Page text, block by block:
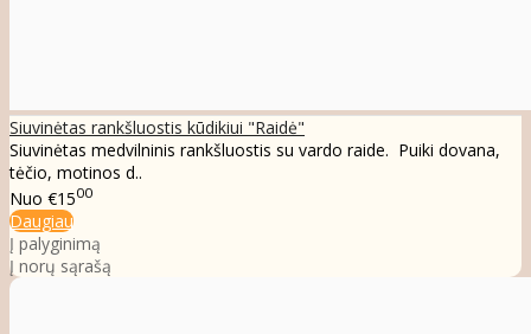
Siuvinėtas rankšluostis kūdikiui "Raidė"
Siuvinėtas medvilninis rankšluostis su vardo raide. Puiki dovana,
tėčio, motinos d..
Nuo €1500
Daugiau
Į palyginimą
Į norų sąrašą